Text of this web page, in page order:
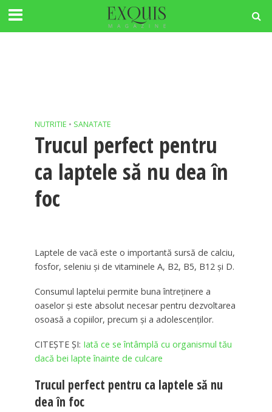
NUTRITIE • SANATATE
Trucul perfect pentru
ca laptele să nu dea în
foc
Laptele de vacă este o importantă sursă de calciu,
fosfor, seleniu și de vitaminele A, B2, B5, B12 și D.
Consumul laptelui permite buna întreținere a
oaselor și este absolut necesar pentru dezvoltarea
osoasă a copiilor, precum și a adolescenților.
CITEȘTE ȘI: Iată ce se întâmplă cu organismul tău
dacă bei lapte înainte de culcare
Trucul perfect pentru ca laptele să nu
dea în foc